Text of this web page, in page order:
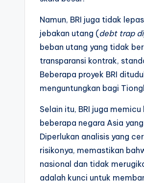
Namun, BRI juga tidak
jebakan utang (debt trap
beban utang yang tidak
transparansi kontrak,
Beberapa proyek BRI
menguntungkan bagi
Selain itu, BRI juga
beberapa negara Asia
Diperlukan analisis yang
risikonya, memastikan
nasional dan tidak
adalah kunci untuk